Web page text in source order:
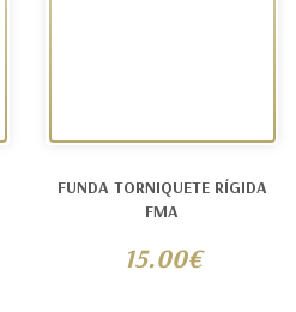
FUNDA TORNIQUETE RÍGIDA
FMA
15.00€